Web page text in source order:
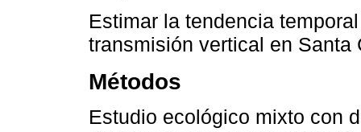
Estimar la tendencia
transmisión vertical en Santa
Métodos
Estudio ecológico mixto con